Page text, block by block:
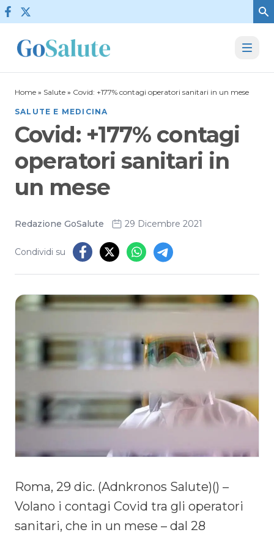
Vai al contenuto
Home » Salute » Covid: +177% contagi operatori sanitari in un mese
SALUTE E MEDICINA
Covid: +177% contagi
operatori sanitari in
un mese
Redazione GoSalute 29 Dicembre 2021
Condividi su
Roma, 29 dic. (Adnkronos Salute)() –
Volano i contagi Covid tra gli operatori
sanitari, che in un mese – dal 28